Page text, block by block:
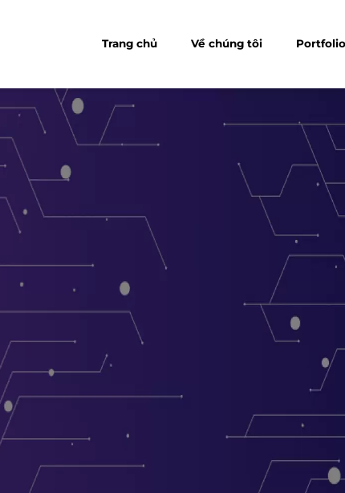
Trang chủ Về chúng tôi Portfolio